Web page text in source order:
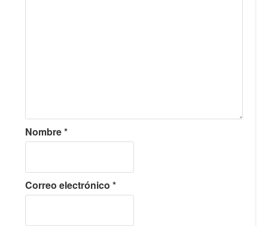
Nombre*
Correo electrónico*